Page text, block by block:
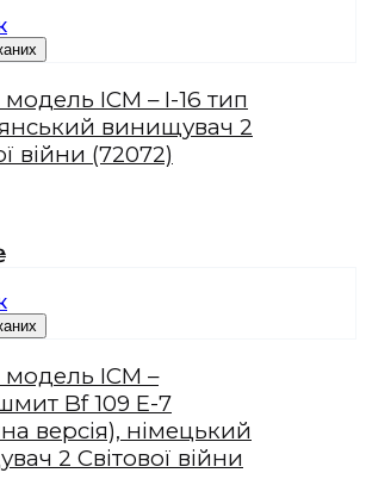
ICM – І-16 тип
винищувач 2
війни (72072)
модель ICM –
Bf 109 E-7
версія), німецький
2 Світової війни